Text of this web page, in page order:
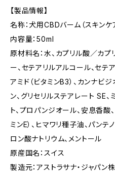
【製品情報】
名称：犬用CBDバーム（スキンケ
内容量：50ml
原材料名：水、カプリル酸／カプ
ー、セテアリルアルコール、セテ
アミド（ビタミンB3）、カンナビ
ン、グリセリルステアレート SE
ト、プロパンジオール、安息香酸
ミンE）、ヒマワリ種子油、パンテ
ロン酸ナトリウム、メントール
原産国名：スイス
製造元：アストラサナ・ジャパン